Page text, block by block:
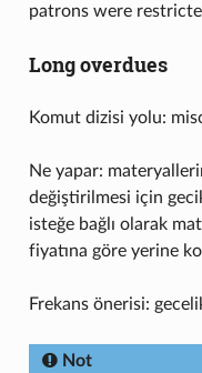
patrons were
Long overdues
Komut dizisi yolu:
Ne yapar:
değiştirilmesi için
isteğe bağlı olarak
fiyatına göre yerine
Frekans önerisi:
Not